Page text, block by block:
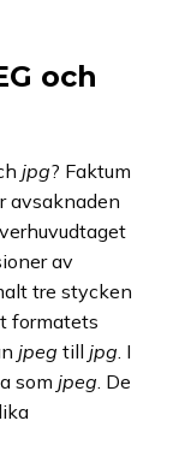
och
jpg? Faktum
avsaknaden
av
tre stycken
formatets
jpeg till jpg . I
som jpeg . De